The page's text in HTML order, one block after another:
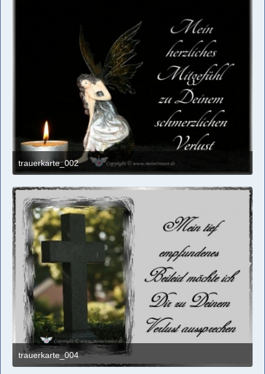
trauerkarte_002
1. März 2017 um 00:49
trauerkarte_004
1. März 2017 um 00:49